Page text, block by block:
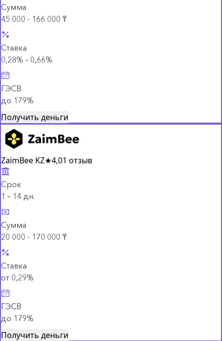
Сумма
45 000 - 166 000 ₸
Ставка
0,28% – 0,66%
ГЭСВ
до 179%
Получить деньги
ZaimBee KZ★4,01 отзыв
Срок
1 – 14 дн.
Сумма
20 000 - 170 000 ₸
Ставка
от 0,29%
ГЭСВ
до 179%
Получить деньги